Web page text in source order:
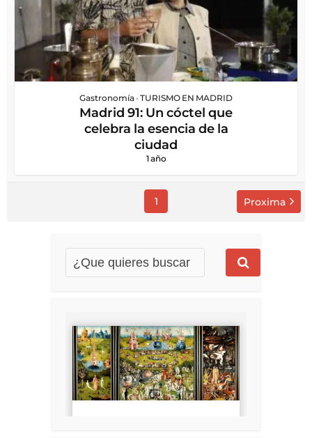
Gastronomía • TURISMO EN MADRID
Madrid 91: Un cóctel que
celebra la esencia de la
ciudad
1 año
1 Proxima